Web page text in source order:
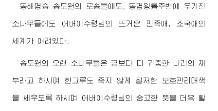
동해명승 송도원의 로송들에도, 동명왕릉주변에 우거진
소나무들에도 어버이수령님 의 뜨거운 민족애, 조국애의
세계가 어려있다.
송도원의 오랜 소나무들은 금보다 더 귀중한 나라의 재
부라고 하시며 한그루도 죽지 않게 철저한 보호관리대책
을 세우도록 하시며 어버이수령님 의 숭고한 뜻을 더욱 활